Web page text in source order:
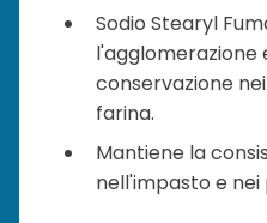
Sodio Stearyl
l'agglomerazione
conservazione
farina.
Mantiene la
nell'impasto e